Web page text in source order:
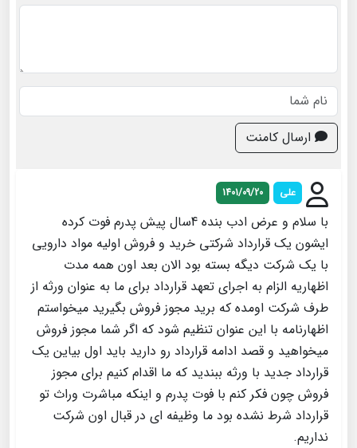
ارسال کامنت
علی 1401/09/20
با سلام و عرض ادب بنده 4سال پیش پدرم فوت کرده
ایشون یک قرارداد شرکتی خرید و فروش اولیه مواد دارویی
با یک شرکت دیگه بسته بود الان بعد اون همه مدت
اظهاریه الزام به اجرای تعهد قرارداد برای ما به عنوان ورثه از
طرف شرکت اومده که برید مجوز فروش بگیرید میخواستم
اظهارنامه با این عنوان تنظیم شود که اگر شما مجوز فروش
میخواهید و قصد ادامه قرارداد رو دارید باید اول بیاین یک
قرارداد جدید با ورثه ببندید که ما اقدام کنیم برای مجوز
فروش چون فکر کنم با فوت پدرم و اینکه مباشرت وراث تو
قرارداد شرط نشده بود ما وظیفه ای در قبال اون شرکت
نداریم.